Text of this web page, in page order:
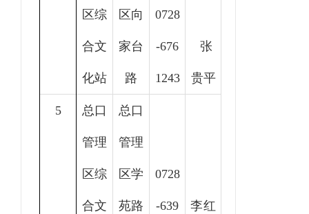
区综
合文
化站
区向
家台
路
0728
-676
1243
张
贵平
5 总口
管理
区综
合文
总口
管理
区学
苑路
0728
-639 李红